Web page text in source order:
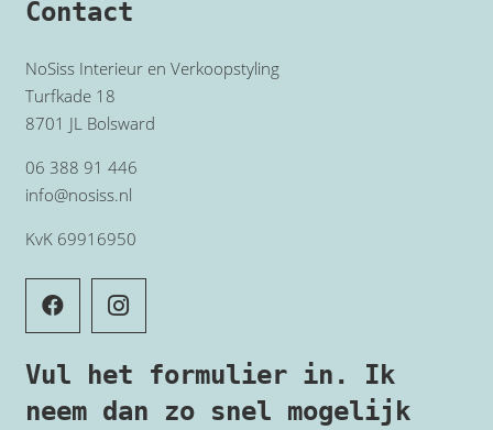
Contact
NoSiss Interieur en Verkoopstyling
Turfkade 18
8701 JL Bolsward
06 388 91 446
info@nosiss.nl
KvK 69916950
Vul het formulier in. Ik
neem dan zo snel mogelijk